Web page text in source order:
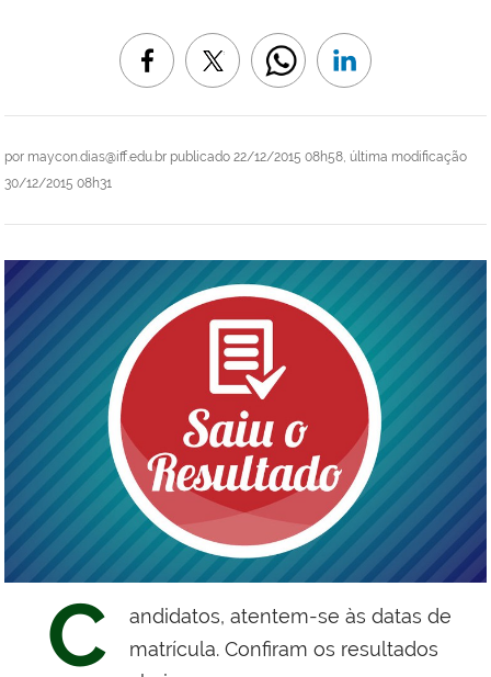
por maycon.dias@iff.edu.br publicado 22/12/2015 08h58, última modificação
30/12/2015 08h31
C
andidatos, atentem-se às datas de
matrícula. Confiram os resultados